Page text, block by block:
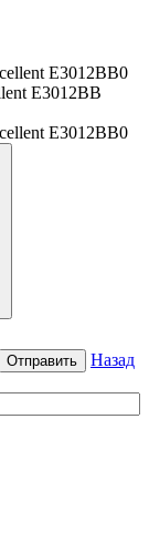
E3012BB
Отправить
Назад